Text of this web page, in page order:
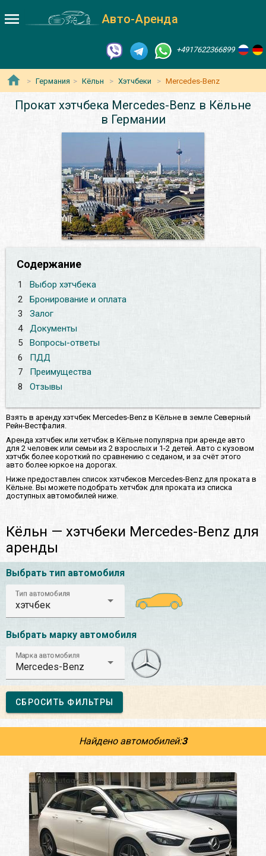
Авто-Аренда
+4917622366899
Германия Кёльн Хэтчбеки Mercedes-Benz
Прокат хэтчбека Mercedes-Benz в Кёльне
в Германии
Содержание
1
Выбор хэтчбека
2
Бронирование и оплата
3
Залог
4
Документы
5
Вопросы-ответы
6
ПДД
7
Преимущества
8
Отзывы
Взять в аренду хэтчбек Mercedes-Benz в Кёльне в земле Северный
Рейн-Вестфалия.
Аренда хэтчбек или хетчбэк в Кёльне популярна при аренде авто
для 2 человек или семьи из 2 взрослых и 1-2 детей. Авто с кузовом
хэтчбк более короткий по сравнению с седаном, и за счёт этого
авто более юркое на дорогах.
Ниже предоставлен список хэтчбеков Mercedes-Benz для проката в
Кёльне. Вы можете подобрать хетчбэк для проката из списка
доступных автомобилей ниже.
Кёльн — хэтчбеки Mercedes-Benz для
аренды
Выбрать тип автомобиля
Тип автомобиля
хэтчбек
Выбрать марку автомобиля
Марка автомобиля
Mercedes-Benz
СБРОСИТЬ ФИЛЬТРЫ
Найдено автомобилей:3